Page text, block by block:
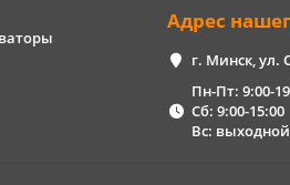
Адрес
г. Минск, ул.
Пн-Пт: 9:00-
Сб: 9:00-15:00
Вс: выходной